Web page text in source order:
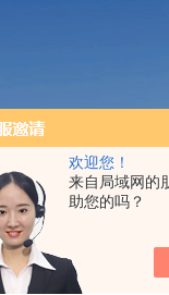
欢迎您！
来自局域网的
助您的吗？
分析仪 动物精子分析仪